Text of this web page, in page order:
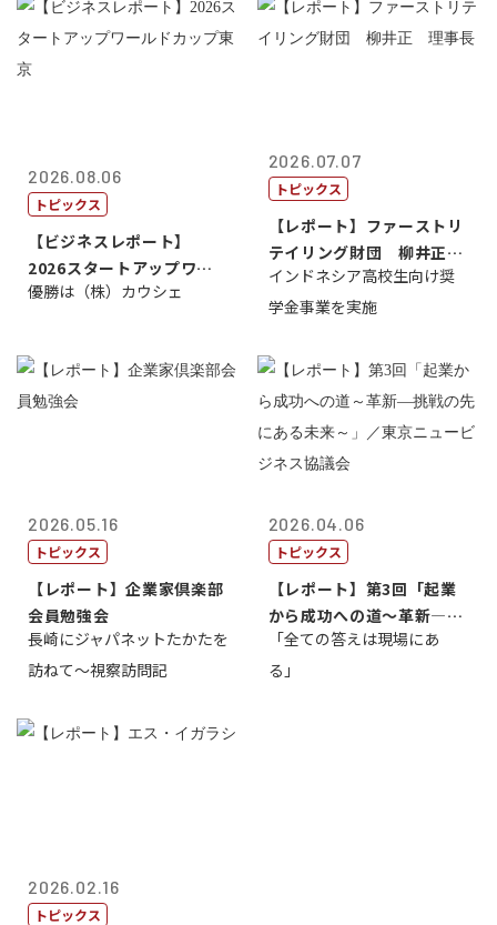
2026.08.06
トピックス
【ビジネスレポート】
2026スタートアップワー
ルドカップ東京
優勝は（株）カウシェ
2026.07.07
トピックス
【レポート】ファーストリ
テイリング財団 柳井正
理事長
インドネシア高校生向け奨
学金事業を実施
2026.05.16
トピックス
【レポート】企業家倶楽部
会員勉強会
長崎にジャパネットたかたを
訪ねて～視察訪問記
2026.04.06
トピックス
【レポート】第3回「起業
から成功への道～革新―挑
戦の先にある...
「全ての答えは現場にあ
る」
2026.02.16
トピックス